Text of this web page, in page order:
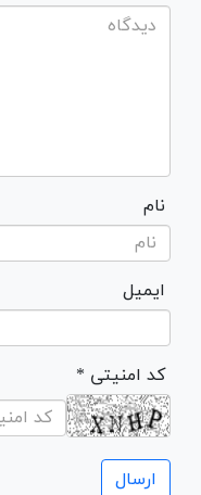
نام
ایمیل
* کد امنیتی